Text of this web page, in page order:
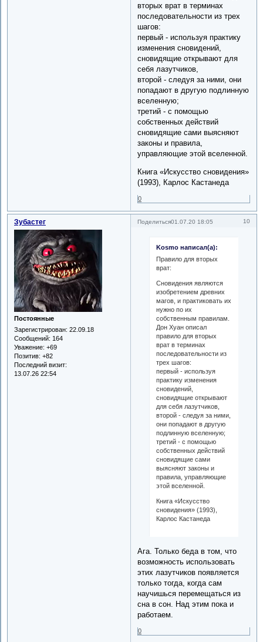
вторых врат в терминах
последовательности из трех
шагов:
первый - используя практику
изменения сновидений,
сновидящие открывают для
себя лазутчиков,
второй - следуя за ними, они
попадают в другую подлинную
вселенную;
третий - с помощью
собственных действий
сновидящие сами выясняют
законы и правила,
управляющие этой вселенной.
Книга «Искусство сновидения»
(1993), Карлос Кастанеда
0
Поделиться 10
01.07.20 18:05
Зубастег
Постоянные
Зарегистрирован: 22.09.18
Сообщений: 164
Уважение: +69
Позитив: +82
Последний визит:
13.07.26 22:54
Kosmo написал(а):
Правило для вторых
врат:
Сновидения являются
изобретением древних
магов, и практиковать их
нужно по их
собственным правилам.
Дон Хуан описал
правило для вторых
врат в терминах
последовательности из
трех шагов:
первый - используя
практику изменения
сновидений,
сновидящие открывают
для себя лазутчиков,
второй - следуя за ними,
они попадают в другую
подлинную вселенную;
третий - с помощью
собственных действий
сновидящие сами
выясняют законы и
правила, управляющие
этой вселенной.
Книга «Искусство
сновидения» (1993),
Карлос Кастанеда
Ага. Только беда в том, что
возможность использовать
этих лазутчиков появляется
только тогда, когда сам
научишься перемещаться из
сна в сон. Над этим пока и
работаем.
0